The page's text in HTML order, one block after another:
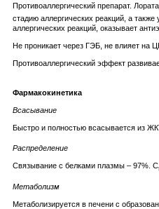
Противоаллергический препарат.
стадию аллергических реакций, а
аллергических реакций, оказывает
Не проникает через ГЭБ, не влияет на
Противоаллергический эффект
Фармакокинетика
Всасывание
Быстро и полностью всасывается из
Распределение
Связывание с белками плазмы – 97%. C
Метаболизм
Метаболизируется в печени с